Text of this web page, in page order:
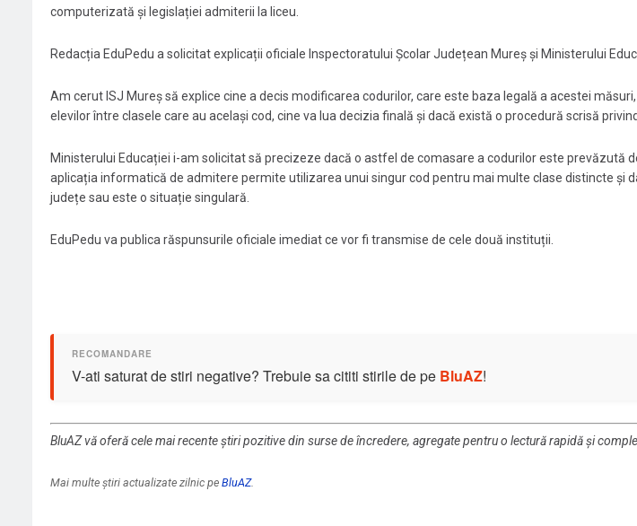
computerizată și legislației admiterii la liceu.
Redacția EduPedu a solicitat explicații oficiale Inspectoratului Școlar Județean Mureș și Ministerului
Am cerut ISJ Mureș să explice cine a decis modificarea codurilor, care este baza legală a acestei
elevilor între clasele care au același cod, cine va lua decizia finală și dacă există o procedură scrisă
Ministerului Educației i-am solicitat să precizeze dacă o astfel de comasare a codurilor este prevăzută
aplicația informatică de admitere permite utilizarea unui singur cod pentru mai multe clase distincte și
județe sau este o situație singulară.
EduPedu va publica răspunsurile oficiale imediat ce vor fi transmise de cele două instituții.
V-ati saturat de stiri negative? Trebuie sa cititi stirile de pe BluAZ!
BluAZ vă oferă cele mai recente știri pozitive din surse de încredere, agregate pentru o lectură rapidă și
Mai multe știri actualizate zilnic pe BluAZ.